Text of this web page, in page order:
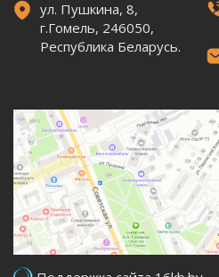
ул. Пушкина, 8,
г.Гомель, 246050,
Республика Беларусь.